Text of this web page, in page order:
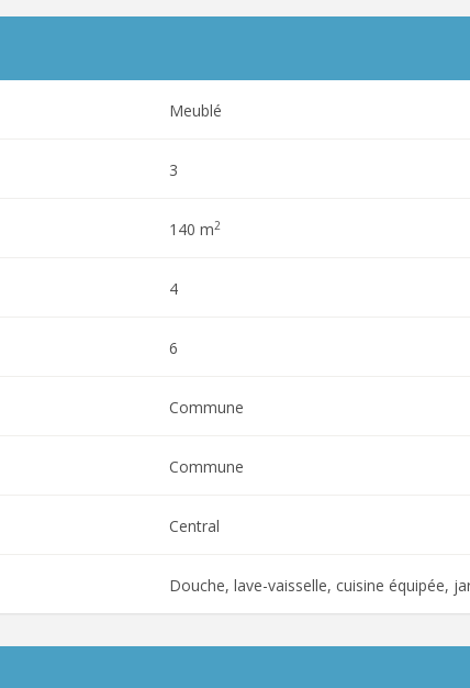
Meublé
3
140 m2
4
6
Commune
Commune
Central
Douche, lave-vaisselle, cuisine équipée,